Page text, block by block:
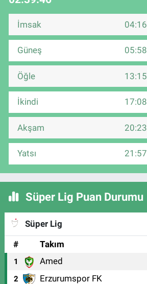
İmsak 04:16
Güneş 05:58
Öğle 13:15
İkindi 17:08
Akşam 20:23
Yatsı 21:57
Süper Lig Puan Durumu
Süper Lig
#
Takım
1 Amed
2 Erzurumspor FK